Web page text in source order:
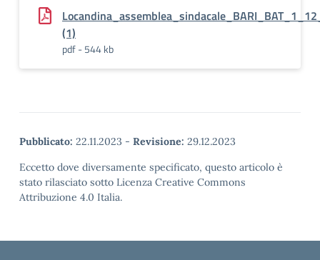
(1)
pdf - 544 kb
Pubblicato: 22.11.2023 - Revisione: 29.12.2023
Eccetto dove diversamente specificato, questo articolo è
stato rilasciato sotto Licenza Creative Commons
Attribuzione 4.0 Italia.